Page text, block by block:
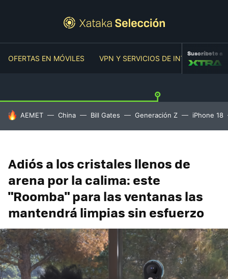
OFERTAS EN MÓVILES VPN Y SERVICIOS DE INTERNET
Suscríbete a
HOY SE HABLA DE
AEMET China Bill Gates Generación Z iPhone 18
Adiós a los cristales llenos de
arena por la calima: este
"Roomba" para las ventanas las
mantendrá limpias sin esfuerzo